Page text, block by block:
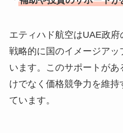
エティハド航空はUAE政府
戦略的に国のイメージアッ
います。このサポートが
けでなく価格競争力を維持
ています。